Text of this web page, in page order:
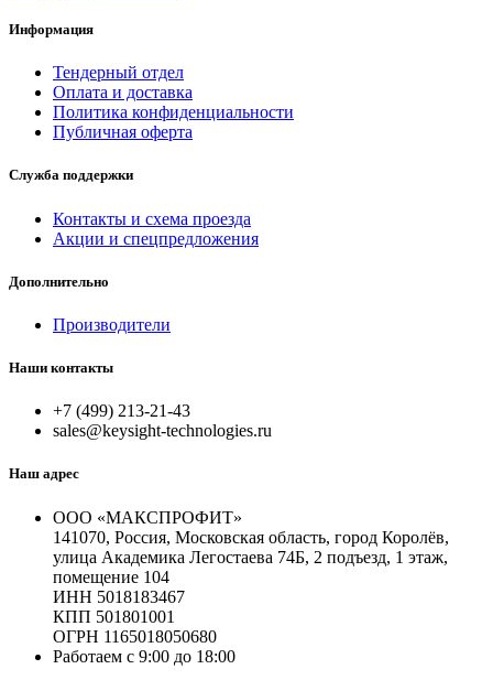
Информация
Тендерный отдел
Оплата и доставка
Политика конфиденциальности
Публичная оферта
Служба поддержки
Контакты и схема проезда
Акции и спецпредложения
Дополнительно
Производители
Наши контакты
+7 (499) 213-21-43
sales@keysight-technologies.ru
Наш адрес
ООО «МАКСПРОФИТ»
141070, Россия, Московская область, город Королёв,
улица Академика Легостаева 74Б, 2 подъезд, 1 этаж,
помещение 104
ИНН 5018183467
КПП 501801001
ОГРН 1165018050680
Работаем с 9:00 до 18:00